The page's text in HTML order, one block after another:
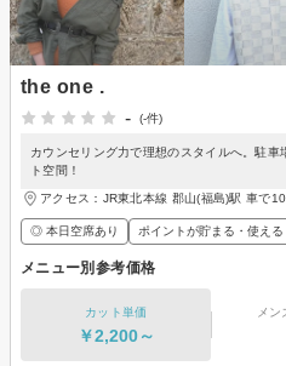
the one .
-
(-件)
カウンセリング力で理想のスタイルへ。駐
ト空間！
アクセス：JR東北本線 郡山(福島)駅 車で
◎ 本日空席あり ポイントが貯まる・使える
メニュー別参考価格
カット単価
￥2,200～
メン